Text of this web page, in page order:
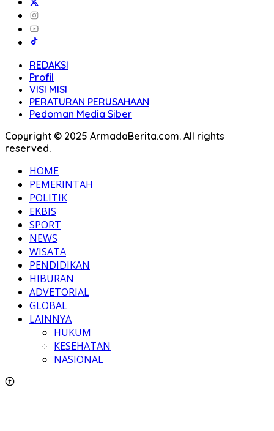
REDAKSI
Profil
VISI MISI
PERATURAN PERUSAHAAN
Pedoman Media Siber
Copyright © 2025 ArmadaBerita.com. All rights
reserved.
HOME
PEMERINTAH
POLITIK
EKBIS
SPORT
NEWS
WISATA
PENDIDIKAN
HIBURAN
ADVETORIAL
GLOBAL
LAINNYA
HUKUM
KESEHATAN
NASIONAL